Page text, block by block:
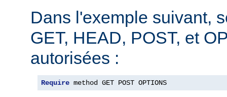
Dans l'exemple suivant,
GET, HEAD, POST, et
autorisées :
Require method GET POST OPTIONS